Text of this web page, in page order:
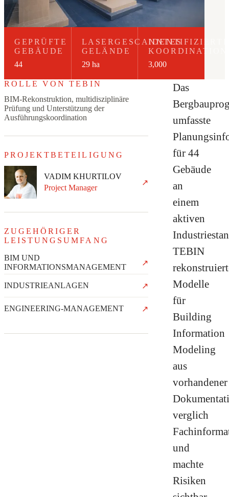
GEPRÜFTE
GEBÄUDE
44
LASERGESCANNTES
GELÄNDE
29 ha
3,000
ROLLE VON TEBIN
BIM-Rekonstruktion, multidisziplinäre
Prüfung und Unterstützung der
Ausführungskoordination
PROJEKTBETEILIGUNG
VADIM KHURTILOV
Project Manager
↗
ZUGEHÖRIGER
LEISTUNGSUMFANG
BIM UND
INFORMATIONSMANAGEMENT
↗
INDUSTRIEANLAGEN ↗
ENGINEERING-MANAGEMENT ↗
Das
umfasste
für 44
Gebäude
an
einem
aktiven
TEBIN
Modelle
für
Building
Information
Modeling
aus
vorhandener
verglich
und
machte
Risiken